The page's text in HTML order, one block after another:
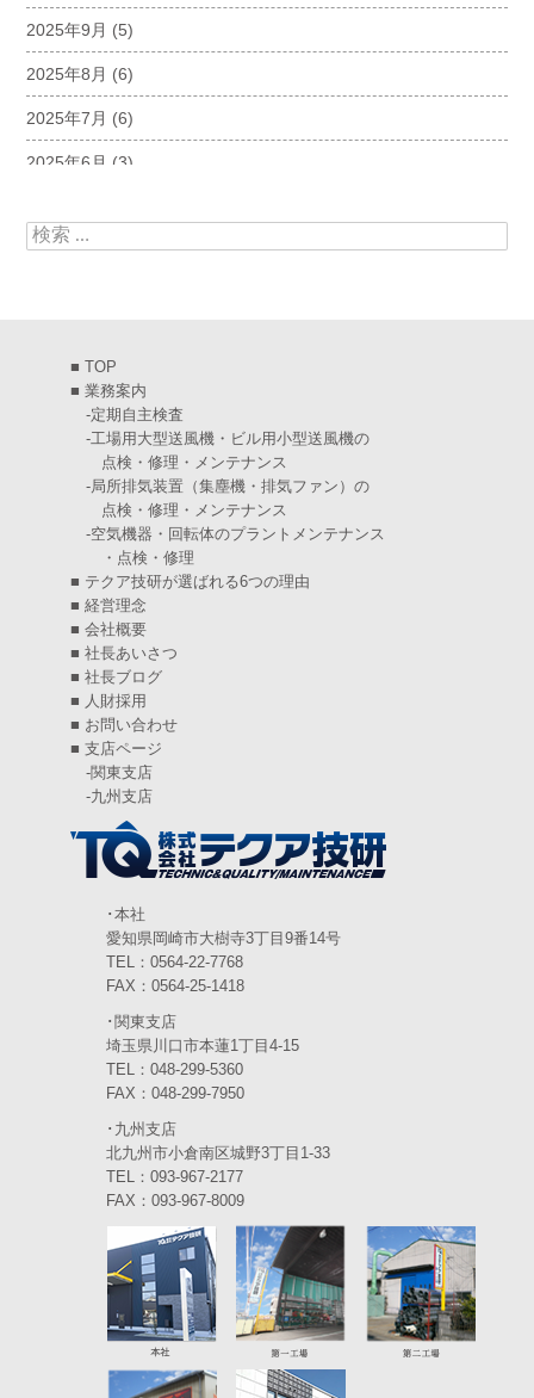
2025年9月 (5)
2025年8月 (6)
2025年7月 (6)
2025年6月 (3)
2025年4月(5)
2025年1月(7)
2024年12月(4)
2024年11月(6)
2024年10月(5)
2024年9月(4)
2024年8月(5)
2024年7月(6)
2024年6月(4)
2024年5月(5)
2024年4月(5)
(6)
2024年2月(4)
(6)
2023年12月(3)
2023年10月(3)
2023年9月(4)
(3)
2023年7月(5)
(5)
(5)
検索:
■ TOP
■ 業務案内
-定期自主検査
-工場用大型送風機・ビル用小型送風機の
点検・修理・メンテナンス
-局所排気装置（集塵機・排気ファン）の
点検・修理・メンテナンス
-空気機器・回転体のプラントメンテナンス
・点検・修理
■ テクア技研が選ばれる6つの理由
■ 経営理念
■ 会社概要
■ 社長あいさつ
■ 社長ブログ
■ 人財採用
■ お問い合わせ
■ 支店ページ
-関東支店
-九州支店
･本社
愛知県岡崎市大樹寺3丁目9番14号
TEL：0564-22-7768
FAX：0564-25-1418
･関東支店
埼玉県川口市本蓮1丁目4-15
TEL：048-299-5360
FAX：048-299-7950
･九州支店
北九州市小倉南区城野3丁目1-33
TEL：093-967-2177
FAX：093-967-8009